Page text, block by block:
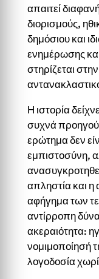
απαιτεί
διορισμούς,
δημόσιου και
ενημέρωσης
στηρίζεται
Η ιστορία
συχνά
ερώτημα δεν
εμπιστοσύνη,
απληστία και
αφήγημα των
αντίρροπη
ακεραιότητα:
νομιμοποίησή
λογοδοσία